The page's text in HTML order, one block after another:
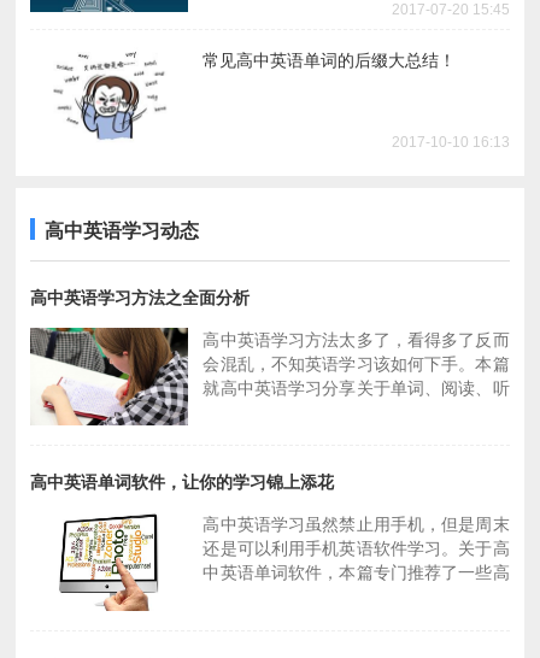
2017-07-20 15:45
常见高中英语单词的后缀大总结！
2017-10-10 16:13
怎么办
2018-06-29 18:15
了
末考！
2018-06-21 19:07
高中英语学习动态
高中英语学习方法之全面分析
高中英语学习方法太多了，看得多了反而
会混乱，不知英语学习该如何下手。本篇
就高中英语学习分享关于单词、阅读、听
1、单词：英语学习记单词是首要大事。
二就先把单词搞好，可以一上高中就把高
中的3千多个单词背熟
2、阅读和听力：建议使用一些好的英语
高中英语单词软件，让你的学习锦上添花
高中英语学习虽然禁止用手机，但是周末
还是可以利用手机英语软件学习。关于高
中英语单词软件，本篇专门推荐了一些高